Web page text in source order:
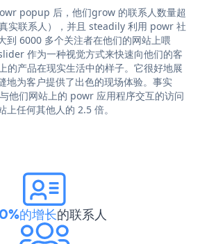
popup 后，他们grow 的联系人数量超
实联系人），并且 steadily 利用 powr 社
到 6000 多个关注者在他们的网站上喂
作为一种视觉方式来快速向他们的客
的产品在现实生活中的样子。它很好地展
地为客户提供了出色的现场体验。事实
他们网站上的 powr 应用程序交互的访问
任何其他人的 2.5 倍。
的增长的联系人